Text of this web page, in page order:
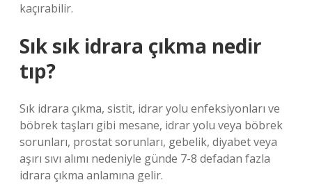
kaçırabilir.
Sık sık idrara çıkma nedir
tıp?
Sık idrara çıkma, sistit, idrar yolu enfeksiyonları ve
böbrek taşları gibi mesane, idrar yolu veya böbrek
sorunları, prostat sorunları, gebelik, diyabet veya
aşırı sıvı alımı nedeniyle günde 7-8 defadan fazla
idrara çıkma anlamına gelir.